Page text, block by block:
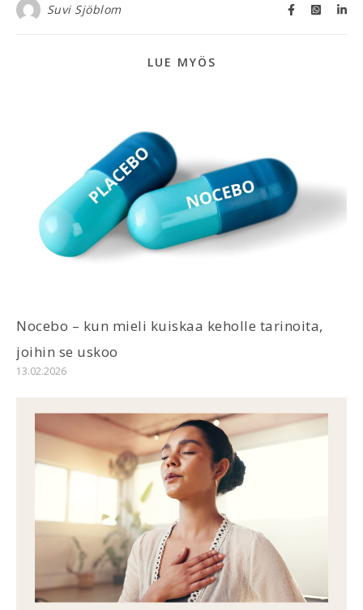
Suvi Sjöblom
LUE MYÖS
Nocebo – kun mieli kuiskaa keholle tarinoita,
joihin se uskoo
13.02.2026